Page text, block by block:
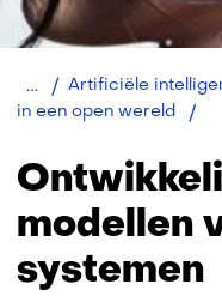
Home Artificiële
in een open wereld
AI-
modellen
systemen